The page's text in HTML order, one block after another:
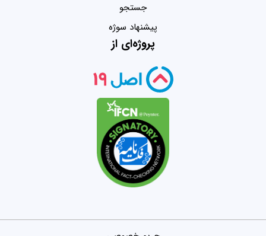
جستجو
پیشنهاد سوژه
پروژه‌ای از